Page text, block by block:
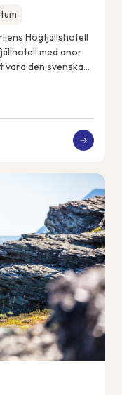
Högfjällshotell
med anor
vara den svenska